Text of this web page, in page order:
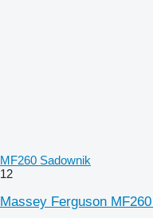
MF260 Sadownik
12
Massey Ferguson